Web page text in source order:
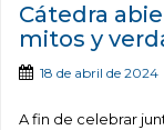
Cátedra
mitos y
18 de abril de 2024
A fin de celebrar